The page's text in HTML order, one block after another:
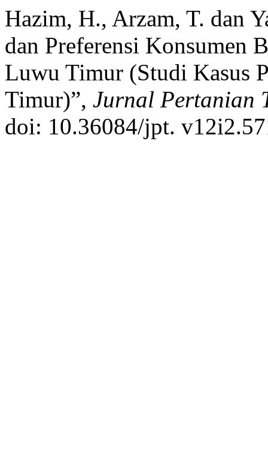
Hazim, H., Arzam, T. dan
dan Preferensi Konsumen
Luwu Timur (Studi Kasus
Timur)”, Jurnal Pertanian
doi: 10.36084/jpt.